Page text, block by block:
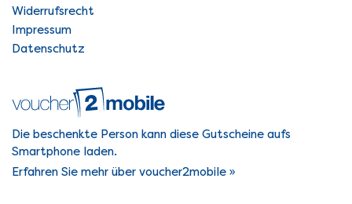
Widerrufsrecht
Impressum
Datenschutz
Die beschenkte Person kann diese Gutscheine aufs
Smartphone laden.
Erfahren Sie mehr über voucher2mobile »